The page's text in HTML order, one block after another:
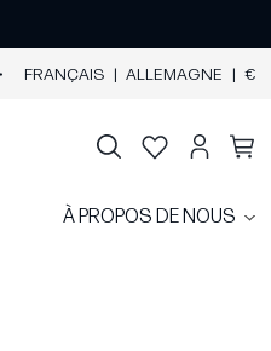
FRANÇAIS | ALLEMAGNE | €
À PROPOS DE NOUS